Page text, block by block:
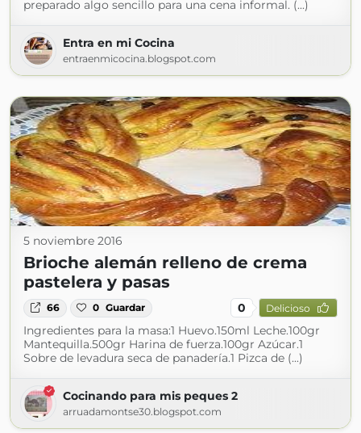
preparado algo sencillo para una cena informal. (...)
Entra en mi Cocina
entraenmicocina.blogspot.com
5 noviembre 2016
Brioche alemán relleno de crema
pastelera y pasas
66 0 Guardar 0 Delicioso
Ingredientes para la masa:1 Huevo.150ml Leche.100gr
Mantequilla.500gr Harina de fuerza.100gr Azúcar.1
Sobre de levadura seca de panadería.1 Pizca de (...)
Cocinando para mis peques 2
arruadamontse30.blogspot.com